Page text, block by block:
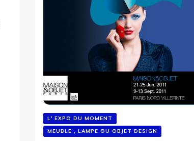
L' EXPO DU MOMENT
MEUBLE , LAMPE OU OBJET DESIGN